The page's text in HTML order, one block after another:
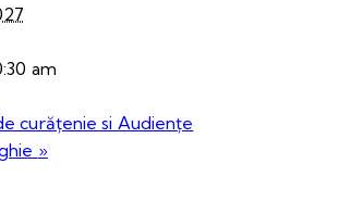
am
curățenie si Audiențe
»